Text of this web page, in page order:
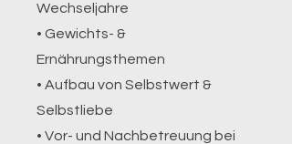
Wechseljahre
• Gewichts- &
Ernährungsthemen
• Aufbau von Selbstwert &
Selbstliebe
• Vor- und Nachbetreuung bei